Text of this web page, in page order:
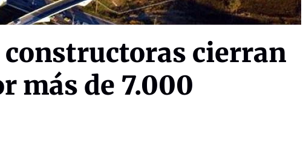
constructoras cierran
más de 7.000